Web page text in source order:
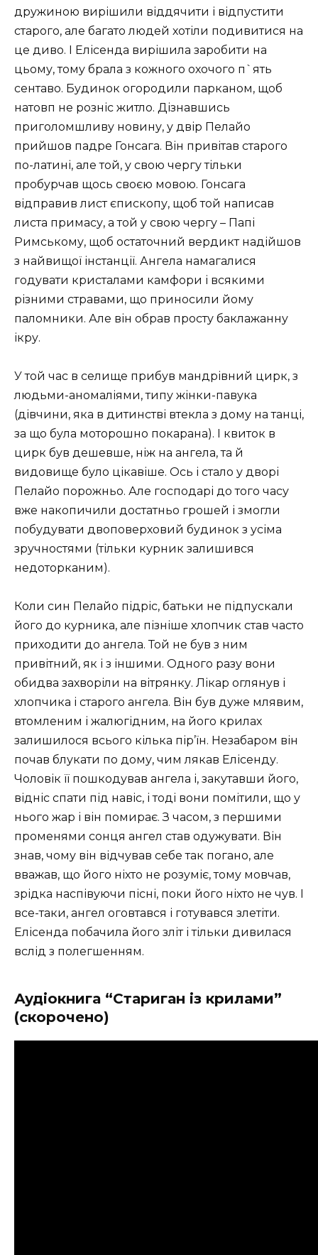
дружиною вирішили віддячити і відпустити
старого, але багато людей хотіли подивитися на
це диво. І Елісенда вирішила заробити на
цьому, тому брала з кожного охочого п`ять
сентаво. Будинок огородили парканом, щоб
натовп не розніс житло. Дізнавшись
приголомшливу новину, у двір Пелайо
прийшов падре Гонсага. Він привітав старого
по-латині, але той, у свою чергу тільки
пробурчав щось своєю мовою. Гонсага
відправив лист єпископу, щоб той написав
листа примасу, а той у свою чергу – Папі
Римському, щоб остаточний вердикт надійшов
з найвищої інстанції. Ангела намагалися
годувати кристалами камфори і всякими
різними стравами, що приносили йому
паломники. Але він обрав просту баклажанну
ікру.
У той час в селище прибув мандрівний цирк, з
людьми-аномаліями, типу жінки-павука
(дівчини, яка в дитинстві втекла з дому на танці,
за що була моторошно покарана). І квиток в
цирк був дешевше, ніж на ангела, та й
видовище було цікавіше. Ось і стало у дворі
Пелайо порожньо. Але господарі до того часу
вже накопичили достатньо грошей і змогли
побудувати двоповерховий будинок з усіма
зручностями (тільки курник залишився
недоторканим).
Коли син Пелайо підріс, батьки не підпускали
його до курника, але пізніше хлопчик став часто
приходити до ангела. Той не був з ним
привітний, як і з іншими. Одного разу вони
обидва захворіли на вітрянку. Лікар оглянув і
хлопчика і старого ангела. Він був дуже млявим,
втомленим і жалюгідним, на його крилах
залишилося всього кілька пір’їн. Незабаром він
почав блукати по дому, чим лякав Елісенду.
Чоловік її пошкодував ангела і, закутавши його,
відніс спати під навіс, і тоді вони помітили, що у
нього жар і він помирає. З часом, з першими
променями сонця ангел став одужувати. Він
знав, чому він відчував себе так погано, але
вважав, що його ніхто не розуміє, тому мовчав,
зрідка наспівуючи пісні, поки його ніхто не чув. І
все-таки, ангел оговтався і готувався злетіти.
Елісенда побачила його зліт і тільки дивилася
вслід з полегшенням.
Аудіокнига “Стариган із крилами”
(скорочено)